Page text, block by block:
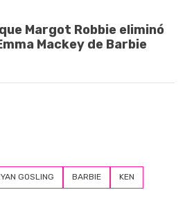
Margot Robbie eliminó
Mackey de Barbie
GOSLING BARBIE KEN